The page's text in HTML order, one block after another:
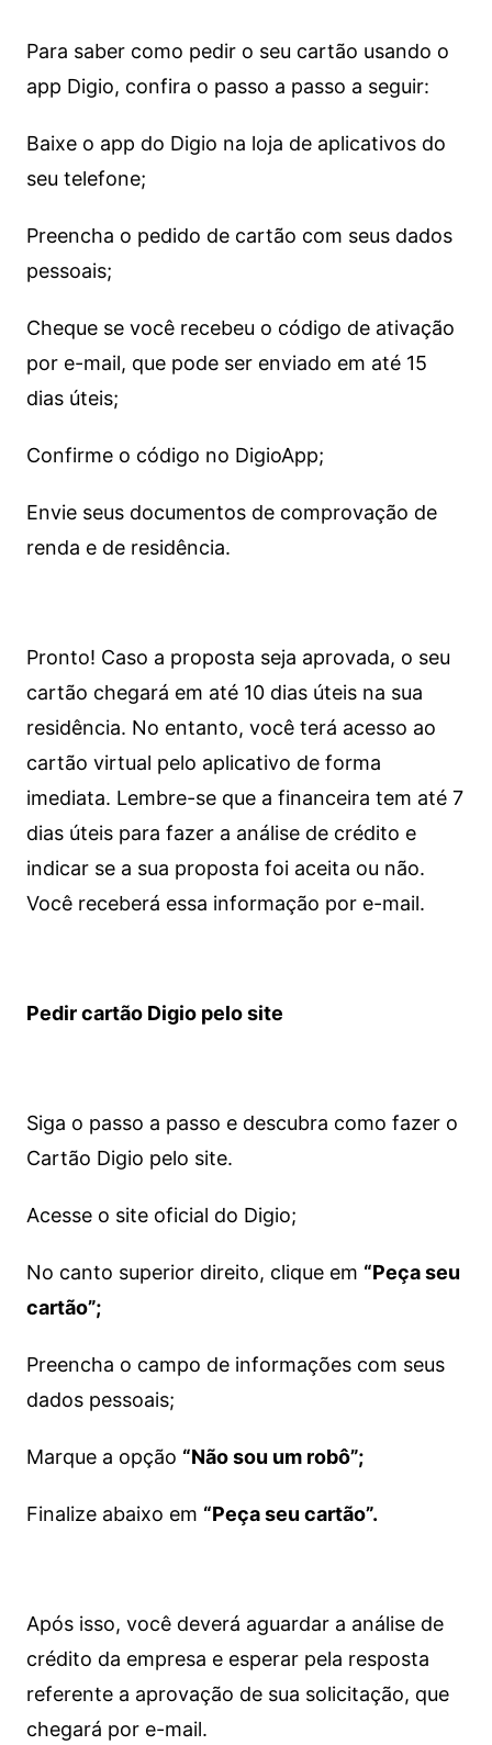
Para saber como pedir o seu cartão usando o
app Digio, confira o passo a passo a seguir:
Baixe o app do Digio na loja de aplicativos do
seu telefone;
Preencha o pedido de cartão com seus dados
pessoais;
Cheque se você recebeu o código de ativação
por e-mail, que pode ser enviado em até 15
dias úteis;
Confirme o código no DigioApp;
Envie seus documentos de comprovação de
renda e de residência.
Pronto! Caso a proposta seja aprovada, o seu
cartão chegará em até 10 dias úteis na sua
residência. No entanto, você terá acesso ao
cartão virtual pelo aplicativo de forma
imediata. Lembre-se que a financeira tem até 7
dias úteis para fazer a análise de crédito e
indicar se a sua proposta foi aceita ou não.
Você receberá essa informação por e-mail.
Pedir cartão Digio pelo site
Siga o passo a passo e descubra como fazer o
Cartão Digio pelo site.
Acesse o site oficial do Digio;
No canto superior direito, clique em “Peça seu
cartão”;
Preencha o campo de informações com seus
dados pessoais;
Marque a opção “Não sou um robô”;
Finalize abaixo em “Peça seu cartão”.
Após isso, você deverá aguardar a análise de
crédito da empresa e esperar pela resposta
referente a aprovação de sua solicitação, que
chegará por e-mail.